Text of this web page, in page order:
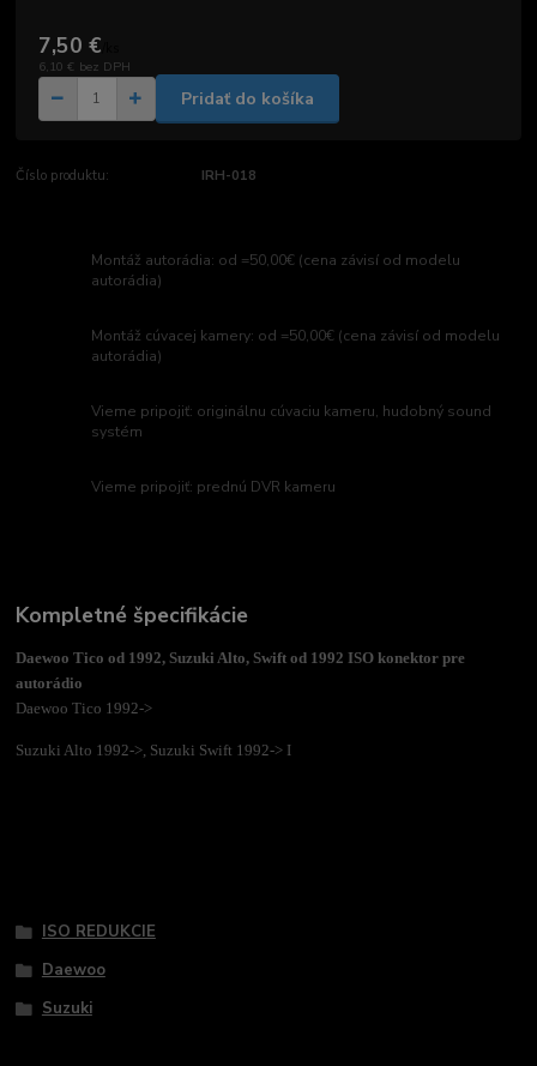
7,50 €
6,10 € bez DPH
Pridať do košíka
Číslo produktu: IRH-018
Montáž autorádia: od =50,00€ (cena závisí od modelu
autorádia)
Montáž cúvacej kamery: od =50,00€ (cena závisí od modelu
autorádia)
Vieme pripojiť: originálnu cúvaciu kameru, hudobný sound
systém
Vieme pripojiť: prednú DVR kameru
Kompletné špecifikácie
Daewoo Tico od 1992, Suzuki Alto, Swift od 1992 ISO konektor pre
autorádio
Daewoo Tico 1992->
Suzuki Alto 1992->, Suzuki Swift 1992-> I
ISO REDUKCIE
Daewoo
Suzuki